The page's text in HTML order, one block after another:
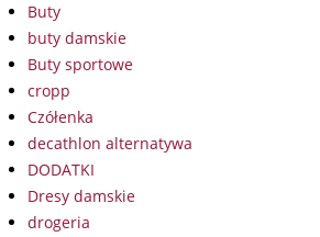
Buty
buty damskie
Buty sportowe
cropp
Czółenka
decathlon alternatywa
DODATKI
Dresy damskie
drogeria